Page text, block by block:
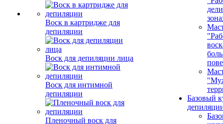
Воск в картридже для
депиляции
Воск для депиляции лица
Воск для интимной
депиляции
Пленочный воск для
Базовый